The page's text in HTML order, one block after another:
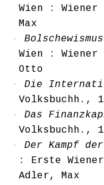
Wien : Wiener
Max
Wien : Wiener
Otto
Die
Volksbuchh.,
Das
Volksbuchh.,
Der Kampf
: Erste
Adler, Max